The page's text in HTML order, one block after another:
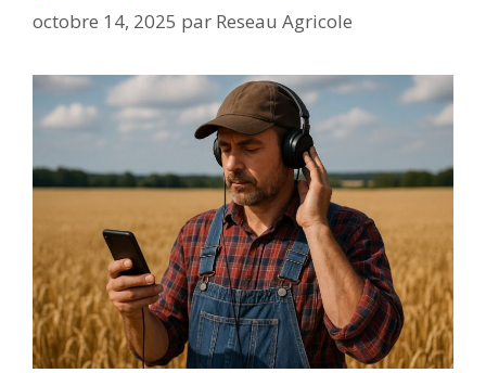
octobre 14, 2025 par Reseau Agricole